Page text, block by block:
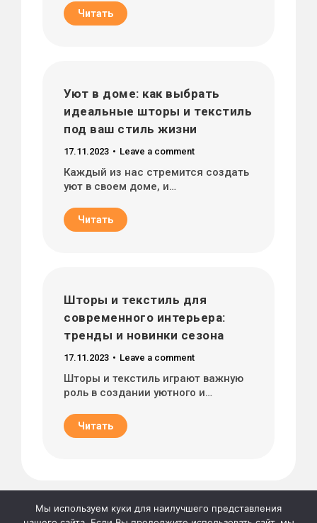
Читать
Уют в доме: как выбрать
идеальные шторы и текстиль
под ваш стиль жизни
17.11.2023 Leave a comment
Каждый из нас стремится создать
уют в своем доме, и…
Читать
Шторы и текстиль для
современного интерьера:
тренды и новинки сезона
17.11.2023 Leave a comment
Шторы и текстиль играют важную
роль в создании уютного и…
Читать
Мы используем куки для наилучшего представления